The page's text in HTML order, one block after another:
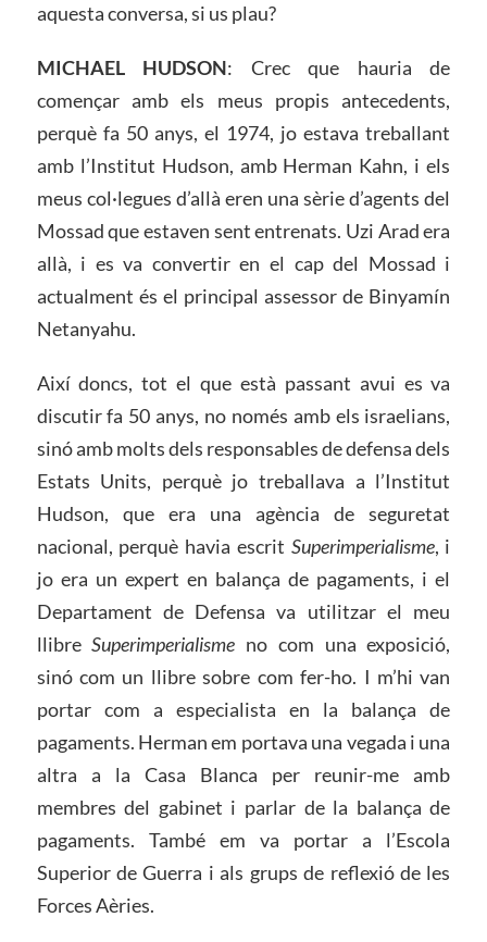
aquesta conversa, si us plau?
MICHAEL HUDSON: Crec que hauria de
començar amb els meus propis antecedents,
perquè fa 50 anys, el 1974, jo estava treballant
amb l’Institut Hudson, amb Herman Kahn, i els
meus col·legues d’allà eren una sèrie d’agents del
Mossad que estaven sent entrenats. Uzi Arad era
allà, i es va convertir en el cap del Mossad i
actualment és el principal assessor de Binyamín
Netanyahu.
Així doncs, tot el que està passant avui es va
discutir fa 50 anys, no només amb els israelians,
sinó amb molts dels responsables de defensa dels
Estats Units, perquè jo treballava a l’Institut
Hudson, que era una agència de seguretat
nacional, perquè havia escrit Superimperialisme, i
jo era un expert en balança de pagaments, i el
Departament de Defensa va utilitzar el meu
llibreSuperimperialisme no com una exposició,
sinó com un llibre sobre com fer-ho. I m’hi van
portar com a especialista en la balança de
pagaments. Herman em portava una vegada i una
altra a la Casa Blanca per reunir-me amb
membres del gabinet i parlar de la balança de
pagaments. També em va portar a l’Escola
Superior de Guerra i als grups de reflexió de les
Forces Aèries.